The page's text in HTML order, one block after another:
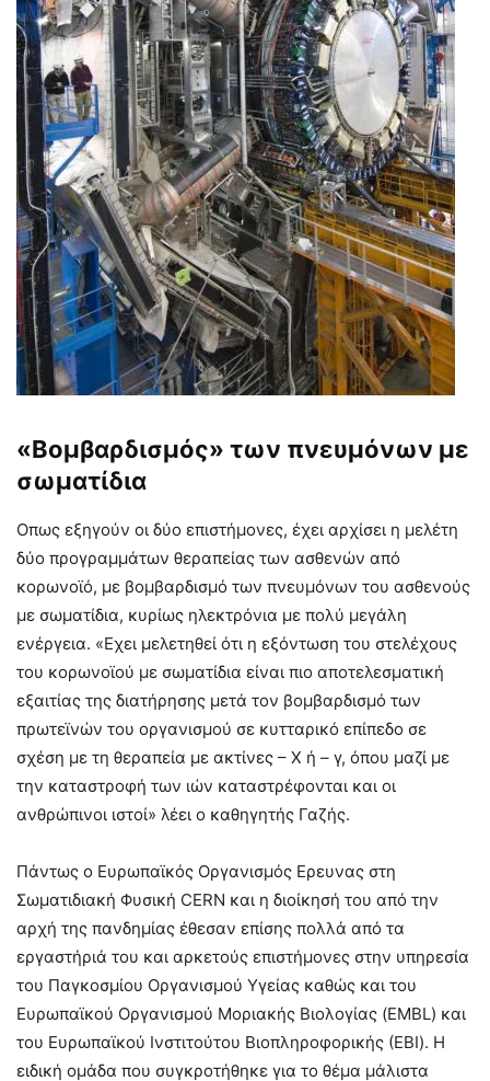
«Βομβαρδισμός» των πνευμόνων με
σωματίδια
Οπως εξηγούν οι δύο επιστήμονες, έχει αρχίσει η μελέτη
δύο προγραμμάτων θεραπείας των ασθενών από
κορωνοϊό, με βομβαρδισμό των πνευμόνων του ασθενούς
με σωματίδια, κυρίως ηλεκτρόνια με πολύ μεγάλη
ενέργεια. «Εχει μελετηθεί ότι η εξόντωση του στελέχους
του κορωνοϊού με σωματίδια είναι πιο αποτελεσματική
εξαιτίας της διατήρησης μετά τον βομβαρδισμό των
πρωτεϊνών του οργανισμού σε κυτταρικό επίπεδο σε
σχέση με τη θεραπεία με ακτίνες – Χ ή – γ, όπου μαζί με
την καταστροφή των ιών καταστρέφονται και οι
ανθρώπινοι ιστοί» λέει ο καθηγητής Γαζής.
Πάντως ο Ευρωπαϊκός Οργανισμός Ερευνας στη
Σωματιδιακή Φυσική CERN και η διοίκησή του από την
αρχή της πανδημίας έθεσαν επίσης πολλά από τα
εργαστήριά του και αρκετούς επιστήμονες στην υπηρεσία
του Παγκοσμίου Οργανισμού Υγείας καθώς και του
Ευρωπαϊκού Οργανισμού Μοριακής Βιολογίας (EMBL) και
του Ευρωπαϊκού Ινστιτούτου Βιοπληροφορικής (ΕΒΙ). Η
ειδική ομάδα που συγκροτήθηκε για το θέμα μάλιστα